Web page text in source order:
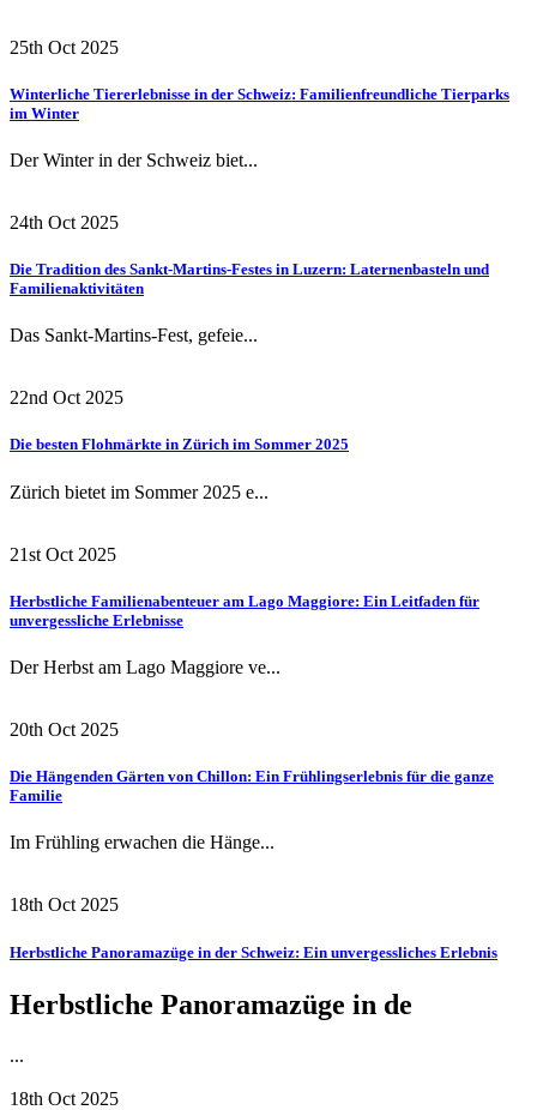
25th Oct 2025
Winterliche Tiererlebnisse in der Schweiz: Familienfreundliche Tierparks
im Winter
Der Winter in der Schweiz biet...
24th Oct 2025
Die Tradition des Sankt-Martins-Festes in Luzern: Laternenbasteln und
Familienaktivitäten
Das Sankt-Martins-Fest, gefeie...
22nd Oct 2025
Die besten Flohmärkte in Zürich im Sommer 2025
Zürich bietet im Sommer 2025 e...
21st Oct 2025
Herbstliche Familienabenteuer am Lago Maggiore: Ein Leitfaden für
unvergessliche Erlebnisse
Der Herbst am Lago Maggiore ve...
20th Oct 2025
Die Hängenden Gärten von Chillon: Ein Frühlingserlebnis für die ganze
Familie
Im Frühling erwachen die Hänge...
18th Oct 2025
Herbstliche Panoramazüge in der Schweiz: Ein unvergessliches Erlebnis
Herbstliche Panoramazüge in de
...
18th Oct 2025